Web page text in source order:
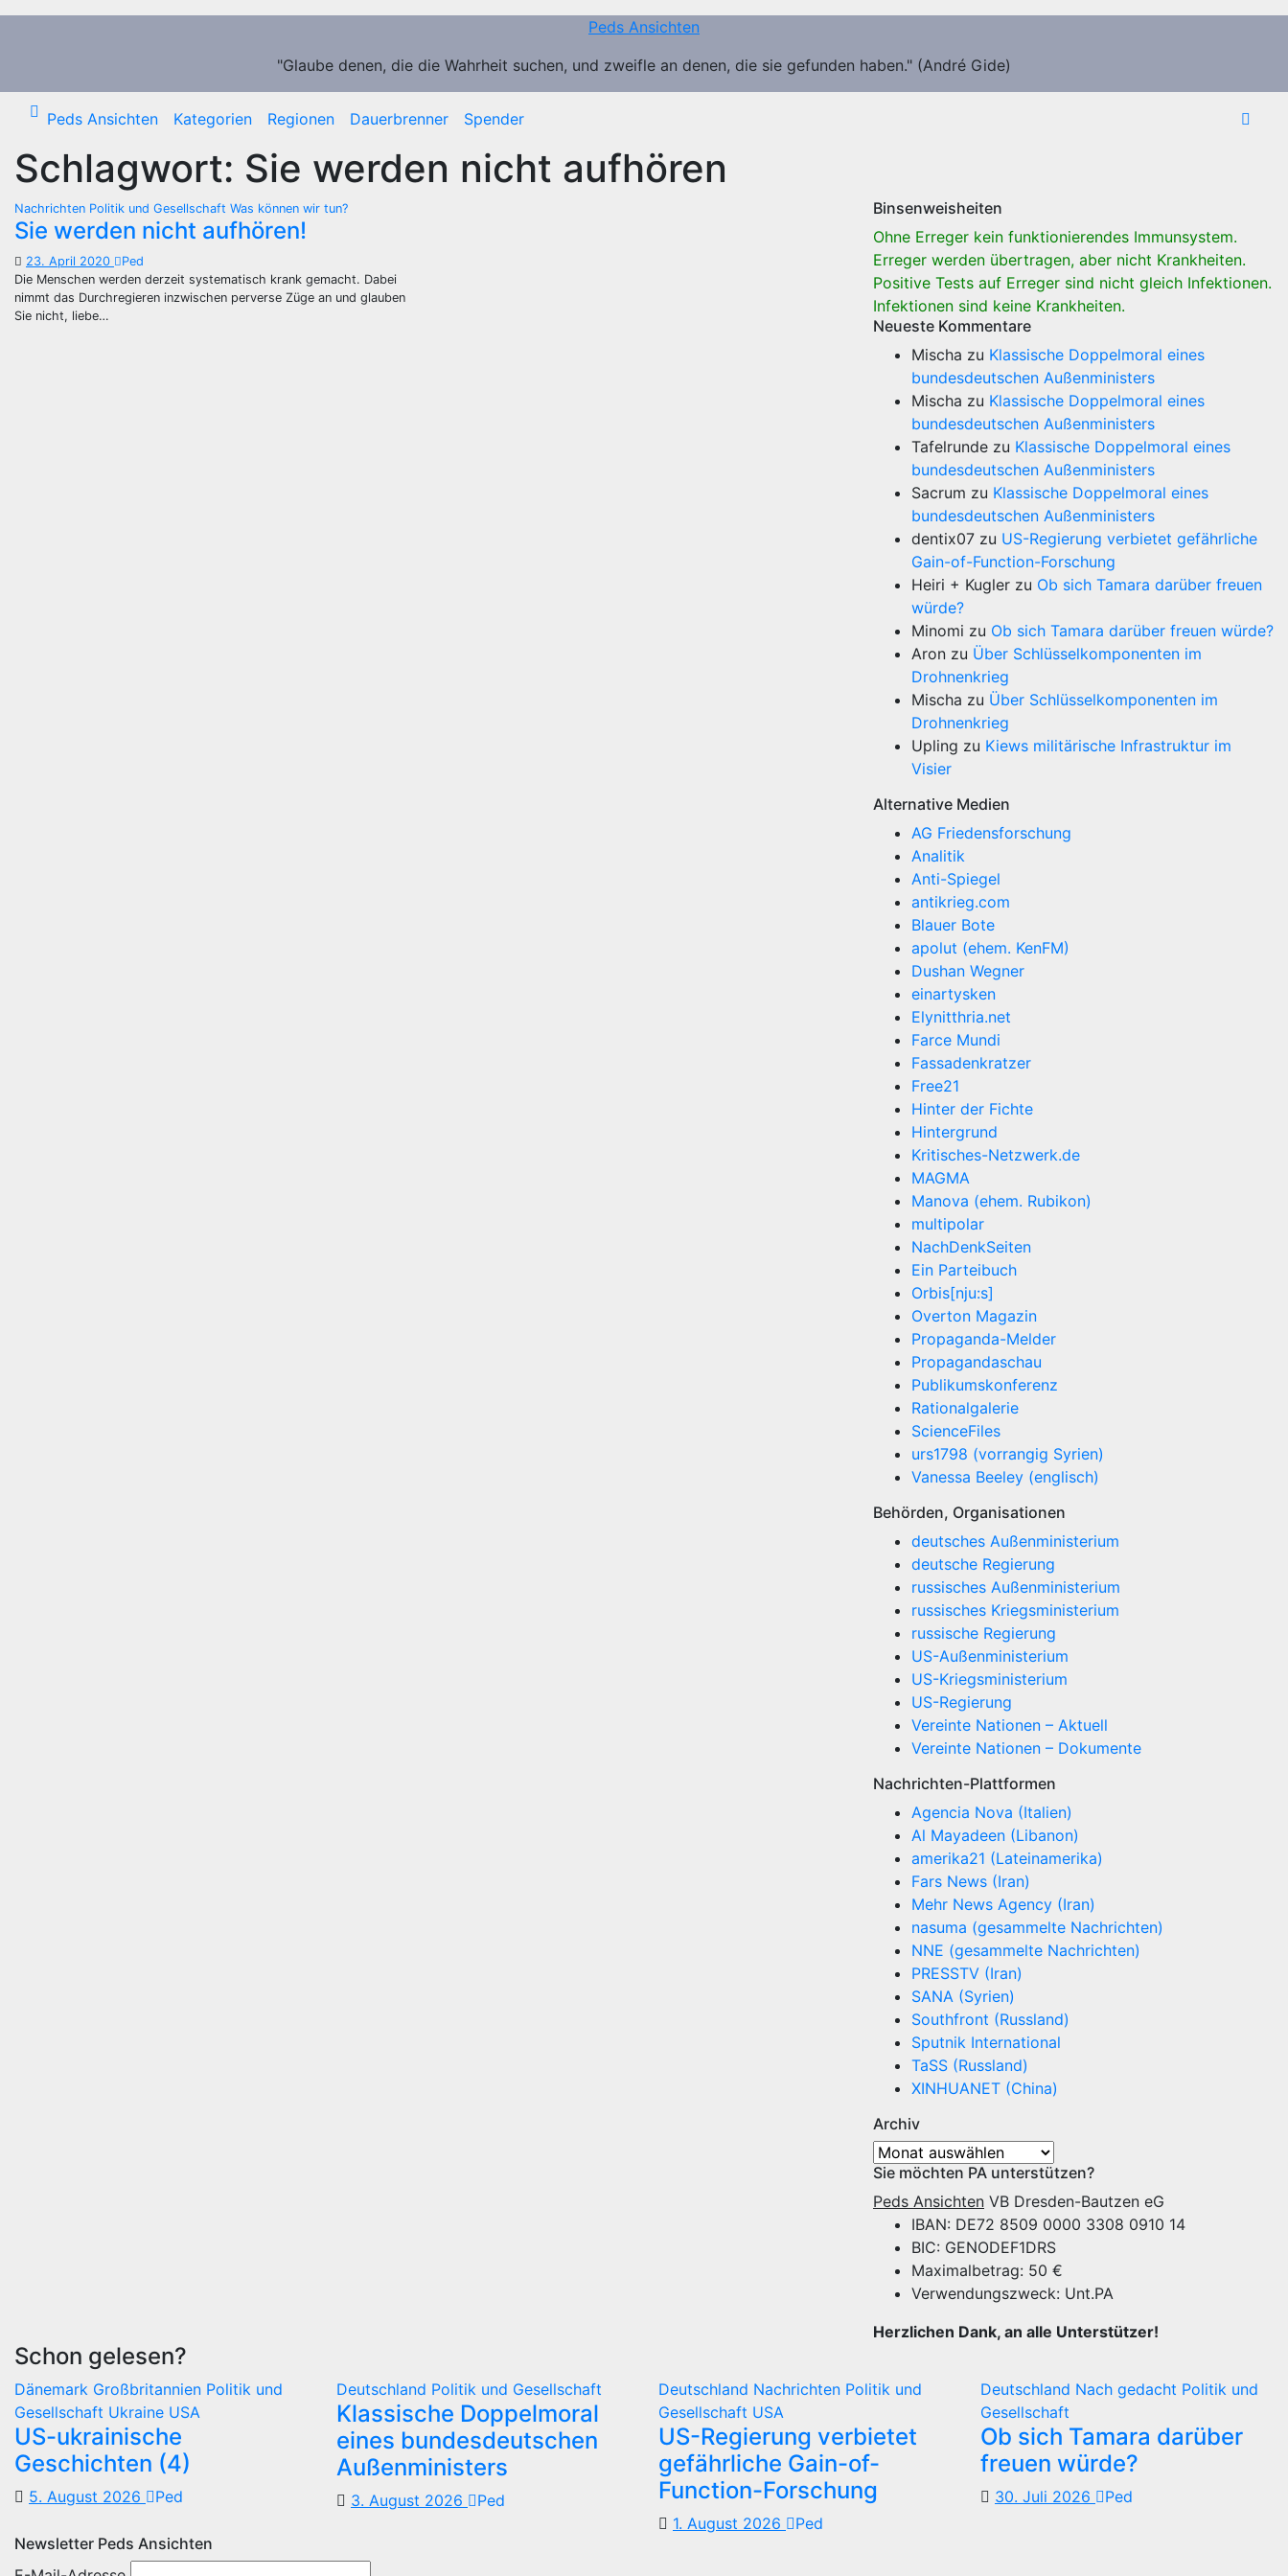
Zum
Peds Ansichten
"Glaube denen, die die Wahrheit suchen, und zweifle an denen, die sie gefunden haben." (André Gide)
Peds Ansichten Kategorien Regionen Dauerbrenner Spender
Schlagwort: Sie werden nicht aufhören
Nachrichten Politik und Gesellschaft Was können wir tun?
Sie werden nicht aufhören!
23. April 2020
Ped
Die Menschen werden derzeit systematisch krank gemacht. Dabei
nimmt das Durchregieren inzwischen perverse Züge an und glauben
Sie nicht, liebe…
Binsenweisheiten
Ohne Erreger kein funktionierendes Immunsystem.
Erreger werden übertragen, aber nicht Krankheiten.
Positive Tests auf Erreger sind nicht gleich Infektionen.
Infektionen sind keine Krankheiten.
Neueste Kommentare
Mischa zu Klassische Doppelmoral eines
bundesdeutschen Außenministers
Mischa zu Klassische Doppelmoral eines
bundesdeutschen Außenministers
Tafelrunde zu Klassische Doppelmoral eines
bundesdeutschen Außenministers
Sacrum zu Klassische Doppelmoral eines
bundesdeutschen Außenministers
dentix07 zu US-Regierung verbietet gefährliche
Gain-of-Function-Forschung
Heiri + Kugler zu Ob sich Tamara darüber freuen
würde?
Minomi zu Ob sich Tamara darüber freuen würde?
Aron zu Über Schlüsselkomponenten im
Drohnenkrieg
Mischa zu Über Schlüsselkomponenten im
Drohnenkrieg
Upling zu Kiews militärische Infrastruktur im
Visier
Alternative Medien
AG Friedensforschung
Analitik
Anti-Spiegel
antikrieg.com
Blauer Bote
apolut (ehem. KenFM)
Dushan Wegner
einartysken
Elynitthria.net
Farce Mundi
Fassadenkratzer
Free21
Hinter der Fichte
Hintergrund
Kritisches-Netzwerk.de
MAGMA
Manova (ehem. Rubikon)
multipolar
NachDenkSeiten
Ein Parteibuch
Orbis[nju:s]
Overton Magazin
Propaganda-Melder
Propagandaschau
Publikumskonferenz
Rationalgalerie
ScienceFiles
urs1798 (vorrangig Syrien)
Vanessa Beeley (englisch)
Behörden, Organisationen
deutsches Außenministerium
deutsche Regierung
russisches Außenministerium
russisches Kriegsministerium
russische Regierung
US-Außenministerium
US-Kriegsministerium
US-Regierung
Vereinte Nationen – Aktuell
Vereinte Nationen – Dokumente
Nachrichten-Plattformen
Agencia Nova (Italien)
Al Mayadeen (Libanon)
amerika21 (Lateinamerika)
Fars News (Iran)
Mehr News Agency (Iran)
nasuma (gesammelte Nachrichten)
NNE (gesammelte Nachrichten)
PRESSTV (Iran)
SANA (Syrien)
Southfront (Russland)
Sputnik International
TaSS (Russland)
XINHUANET (China)
Archiv
Archiv
Sie möchten PA unterstützen?
Peds Ansichten VB Dresden-Bautzen eG
IBAN: DE72 8509 0000 3308 0910 14
BIC: GENODEF1DRS
Maximalbetrag: 50 €
Verwendungszweck: Unt.PA
Herzlichen Dank, an alle Unterstützer!
Schon gelesen?
Dänemark Großbritannien Politik und
Gesellschaft Ukraine USA
US-ukrainische
Geschichten (4)
5. August 2026 Ped
Deutschland Politik und Gesellschaft
Klassische Doppelmoral
eines bundesdeutschen
Außenministers
3. August 2026 Ped
Deutschland Nachrichten Politik und
Gesellschaft USA
US-Regierung verbietet
gefährliche Gain-of-
Function-Forschung
1. August 2026 Ped
Deutschland Nach gedacht Politik und
Gesellschaft
Ob sich Tamara darüber
freuen würde?
30. Juli 2026 Ped
Newsletter Peds Ansichten